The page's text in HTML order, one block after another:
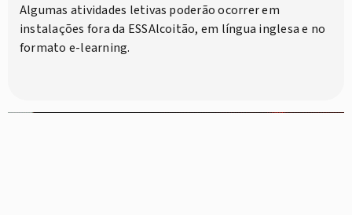
Algumas atividades letivas poderão ocorrer em
instalações fora da ESSAlcoitão, em língua inglesa e no
formato e-learning.